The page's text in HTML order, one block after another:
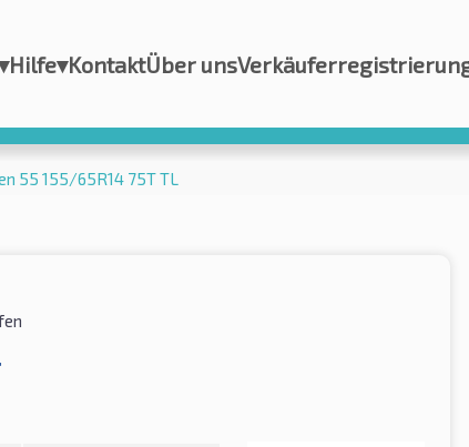
Hilfe▾KontaktÜber uns
55 155/65R14 75T TL